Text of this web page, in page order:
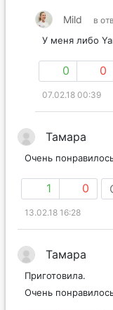
Mild в
У меня либо
0 0
07.02.18 00:39
Тамара
Очень
1 0
13.02.18 16:28
Тамара
Приготовила.
Очень